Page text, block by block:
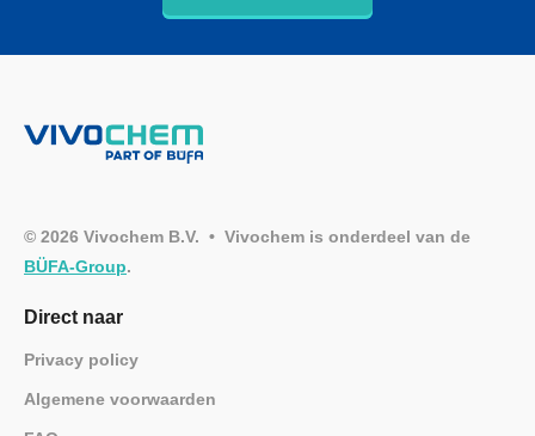
© 2026 Vivochem B.V. • Vivochem is onderdeel van de
BÜFA-Group.
Direct naar
Privacy policy
Algemene voorwaarden